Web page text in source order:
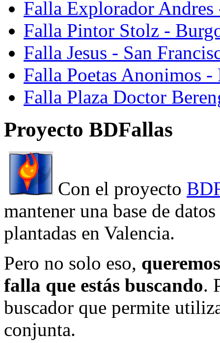
Falla Explorador Andres
Falla Pintor Stolz -
Falla Jesus - San
Falla Poetas Anonimos
Falla Plaza Doctor
Proyecto BDFallas
Con el proyecto
mantener una base de
plantadas en Valencia.
Pero no solo eso,
falla que estás buscando.
buscador que permite
conjunta.